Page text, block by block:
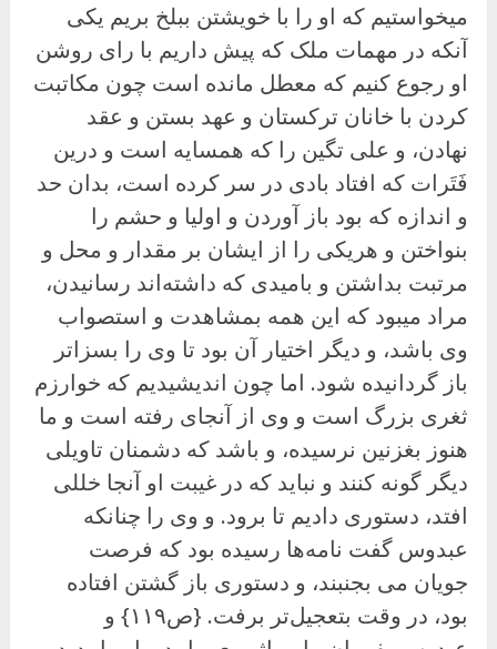
میخواستیم که او را با خویشتن ببلخ بریم یکی
آنکه در مهمات ملک که پیش داریم با رای روشن
او رجوع کنیم که معطل مانده است چون مکاتبت
کردن با خانان ترکستان و عهد بستن و عقد
نهادن، و على تگین را که همسایه است و درین
فَتَرات که افتاد بادی در سر کرده است، بدان حد
و اندازه که بود باز آوردن و اولیا و حشم را
بنواختن و هریکی را از ایشان بر مقدار و محل و
مرتبت بداشتن و بامیدی که داشته‌اند رسانیدن،
مراد میبود که این همه بمشاهدت و استصواب
وی باشد، و دیگر اختیار آن بود تا وی را بسزاتر
باز گردانیده شود. اما چون اندیشیدیم که خوارزم
ثغری بزرگ است و وی از آنجای رفته است و ما
هنوز بغزنین نرسیده، و باشد که دشمنان تاویلی
دیگر گونه کنند و نباید که در غیبت او آنجا خللی
افتد، دستوری دادیم تا برود. و وی را چنانکه
عبدوس گفت نامه‌ها رسیده بود که فرصت
جویان می بجنبند، و دستوری باز گشتن افتاده
بود، در وقت بتعجیل‌تر برفت. {ص۱۱۹} و